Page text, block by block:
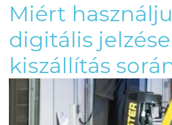
Miért
digitális
kiszállítás